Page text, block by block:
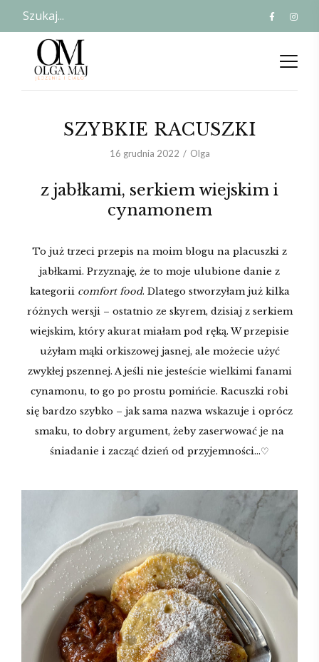
SZYBKIE RACUSZKI
16 grudnia 2022 Olga
z jabłkami, serkiem wiejskim i
cynamonem
To już trzeci przepis na moim blogu na placuszki z
jabłkami. Przyznaję, że to moje ulubione danie z
kategorii comfort food. Dlatego stworzyłam już kilka
różnych wersji – ostatnio ze skyrem, dzisiaj z serkiem
wiejskim, który akurat miałam pod ręką. W przepisie
użyłam mąki orkiszowej jasnej, ale możecie użyć
zwykłej pszennej. A jeśli nie jesteście wielkimi fanami
cynamonu, to go po prostu pomińcie. Racuszki robi
się bardzo szybko – jak sama nazwa wskazuje i oprócz
smaku, to dobry argument, żeby zaserwować je na
śniadanie i zacząć dzień od przyjemności…♡